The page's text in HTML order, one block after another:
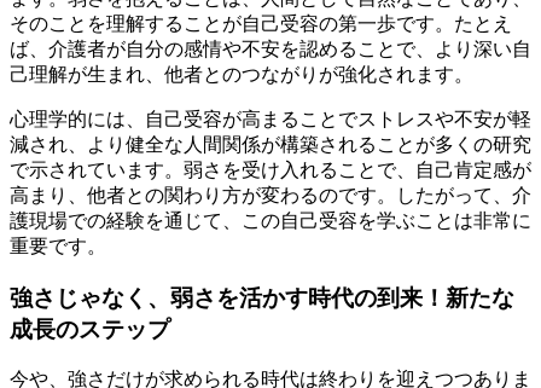
そのことを理解することが自己受容の第一歩です。たとえ
ば、介護者が自分の感情や不安を認めることで、より深い自
己理解が生まれ、他者とのつながりが強化されます。
心理学的には、自己受容が高まることでストレスや不安が軽
減され、より健全な人間関係が構築されることが多くの研究
で示されています。弱さを受け入れることで、自己肯定感が
高まり、他者との関わり方が変わるのです。したがって、介
護現場での経験を通じて、この自己受容を学ぶことは非常に
重要です。
強さじゃなく、弱さを活かす時代の到来！新たな
成長のステップ
今や、強さだけが求められる時代は終わりを迎えつつありま